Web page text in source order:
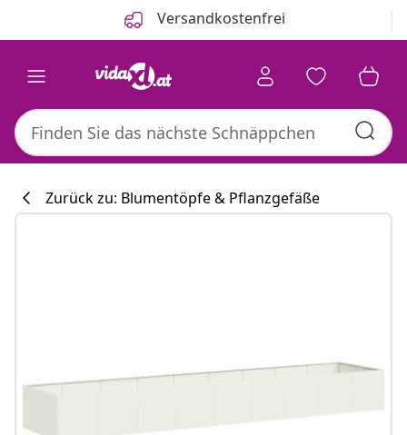
Versandkostenfrei
Zurück zu: Blumentöpfe & Pflanzgefäße